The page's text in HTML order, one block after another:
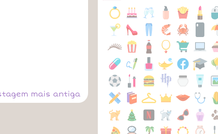
mais antiga
A 31/07/2022
A Não Precisem de
A Toy Story 4
A 30/07/2022
A Dói
A Deixa ~ MC Jacaré
A Livre
A Verdades Secretas
A Só
A S de Saudade ~